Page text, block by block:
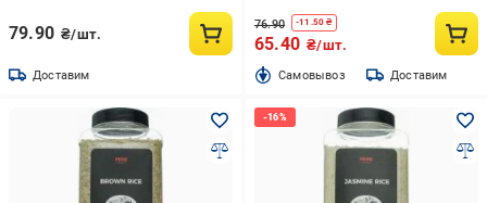
79.90 ₴/шт.
Доставим
76.90 -11.50 ₴
65.40 ₴/шт.
Cамовывоз Доставим